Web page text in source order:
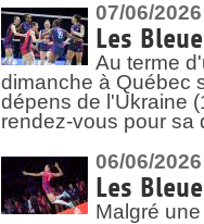
07/06/2026
Les
Au terme
dimanche à Québec
dépens de l'Ukraine
rendez-vous pour sa
06/06/2026
Les
Malgré